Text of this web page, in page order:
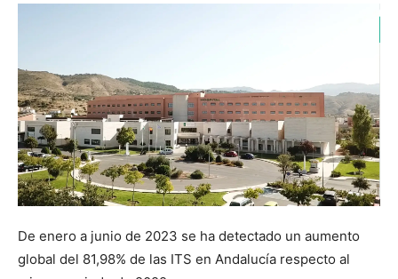
De enero a junio de 2023 se ha detectado un aumento
global del 81,98% de las ITS en Andalucía respecto al